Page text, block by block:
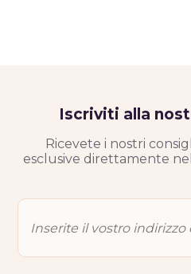
Iscriviti alla
Ricevete i nostri
esclusive direttamente